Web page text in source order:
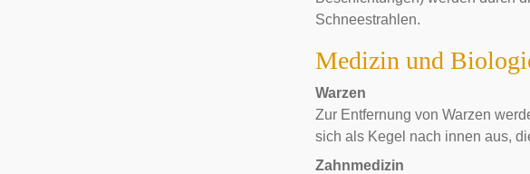
Schneestrahlen.
Medizin und
Warzen
Zur Entfernung von Warzen
sich als Kegel nach innen aus,
Zahnmedizin